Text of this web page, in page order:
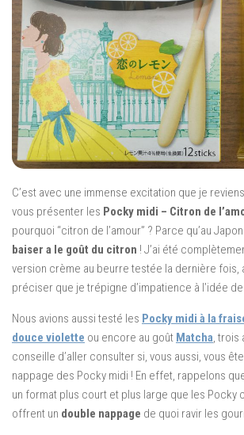
C’est avec une immense excitation que je
vous présenter les Pocky midi – Citron de
pourquoi “citron de l’amour” ? Parce qu’au
baiser a le goût du citron ! J’ai été
version crème au beurre testée la dernière fois,
préciser que je trépigne d’impatience à l’idée
Nous avions aussi testé les Pocky midi à la
douce violette ou encore au goût Matcha, trois
conseille d’aller consulter si, vous aussi, vous
nappage des Pocky midi ! En effet, rappelons
un format plus court et plus large que les Pocky
offrent un double nappage de quoi ravir les